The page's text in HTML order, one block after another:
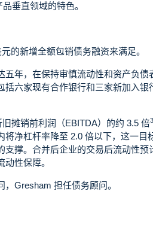
垂直领域的特色。
的新增全额包销债务融资来满足。
年，在保持审慎流动性和资产负债
六家现有合作银行和三家新加入银
摊销前利润（EBITDA）的约 3.5 倍3
净杠杆率降至 2.0 倍以下，这一目
撑。合并后企业的交易后流动性预
性保障。
Gresham 担任债务顾问。